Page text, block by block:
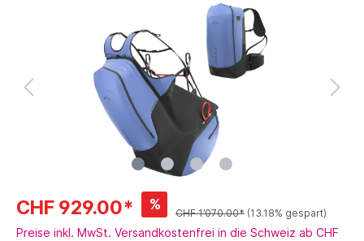
CHF 929.00* %
CHF 1’070.00* (13.18% gespart)
Preise inkl. MwSt. Versandkostenfrei in die Schweiz ab CHF